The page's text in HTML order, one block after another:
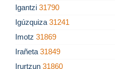
Igantzi 31790
Igúzquiza 31241
Imotz 31869
Irañeta 31849
Irurtzun 31860